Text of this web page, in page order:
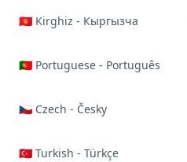
🇰🇬 Kirghiz - Кыргызча
🇵🇹 Portuguese - Português
🇨🇿 Czech - Česky
🇹🇷 Turkish - Türkçe